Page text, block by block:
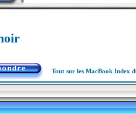
Tout sur les MacBook Index